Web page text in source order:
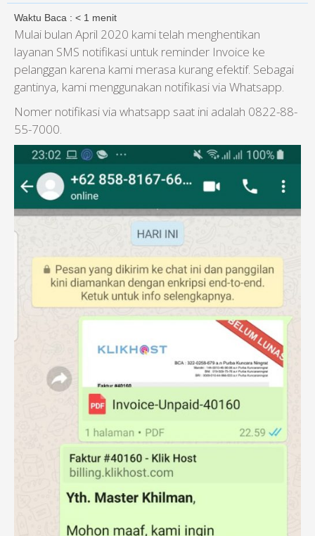
Waktu Baca : < 1 menit
Mulai bulan April 2020 kami telah menghentikan
layanan SMS notifikasi untuk reminder Invoice ke
pelanggan karena kami merasa kurang efektif. Sebagai
gantinya, kami menggunakan notifikasi via Whatsapp.
Nomer notifikasi via whatsapp saat ini adalah 0822-88-
55-7000.